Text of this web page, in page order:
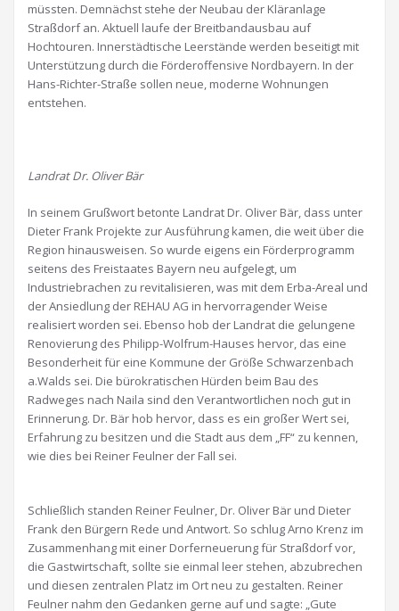
müssten. Demnächst stehe der Neubau der Kläranlage
Straßdorf an. Aktuell laufe der Breitbandausbau auf
Hochtouren. Innerstädtische Leerstände werden beseitigt mit
Unterstützung durch die Förderoffensive Nordbayern. In der
Hans-Richter-Straße sollen neue, moderne Wohnungen
entstehen.
Landrat Dr. Oliver Bär
In seinem Grußwort betonte Landrat Dr. Oliver Bär, dass unter
Dieter Frank Projekte zur Ausführung kamen, die weit über die
Region hinausweisen. So wurde eigens ein Förderprogramm
seitens des Freistaates Bayern neu aufgelegt, um
Industriebrachen zu revitalisieren, was mit dem Erba-Areal und
der Ansiedlung der REHAU AG in hervorragender Weise
realisiert worden sei. Ebenso hob der Landrat die gelungene
Renovierung des Philipp-Wolfrum-Hauses hervor, das eine
Besonderheit für eine Kommune der Größe Schwarzenbach
a.Walds sei. Die bürokratischen Hürden beim Bau des
Radweges nach Naila sind den Verantwortlichen noch gut in
Erinnerung. Dr. Bär hob hervor, dass es ein großer Wert sei,
Erfahrung zu besitzen und die Stadt aus dem „FF“ zu kennen,
wie dies bei Reiner Feulner der Fall sei.
Schließlich standen Reiner Feulner, Dr. Oliver Bär und Dieter
Frank den Bürgern Rede und Antwort. So schlug Arno Krenz im
Zusammenhang mit einer Dorferneuerung für Straßdorf vor,
die Gastwirtschaft, sollte sie einmal leer stehen, abzubrechen
und diesen zentralen Platz im Ort neu zu gestalten. Reiner
Feulner nahm den Gedanken gerne auf und sagte: „Gute